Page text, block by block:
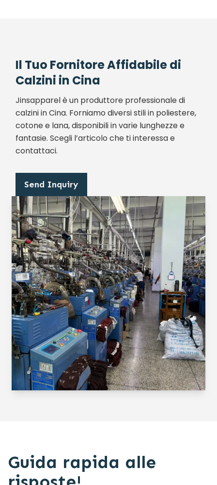
Il Tuo Fornitore Affidabile di
Calzini in Cina
Jinsapparel è un produttore professionale di
calzini in Cina. Forniamo diversi stili in poliestere,
cotone e lana, disponibili in varie lunghezze e
fantasie. Scegli l’articolo che ti interessa e
contattaci.
Send Inquiry
Guida rapida alle